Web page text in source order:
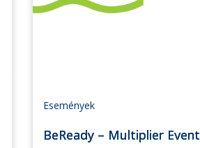
Események
BeReady – Multiplier Event